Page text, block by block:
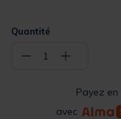
Quantité
− 1 +
Payez en
avec